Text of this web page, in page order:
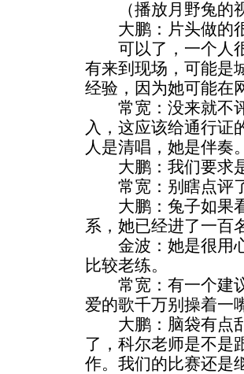
（播放月野兔的视
大鹏：片头做的很
可以了，一个人很
有来到现场，可能是
经验，因为她可能在
常宽：没来就不评
入，这应该给通行证
人是清唱，她是伴奏。
大鹏：我们要求是
常宽：别瞎点评了
大鹏：兔子如果看
系，她已经进了一百
金波：她是很用心
比较老练。
常宽：有一个建议
爱的歌千万别操着一
大鹏：脑袋有点乱
了，科尔老师是不是
作。我们的比赛还是